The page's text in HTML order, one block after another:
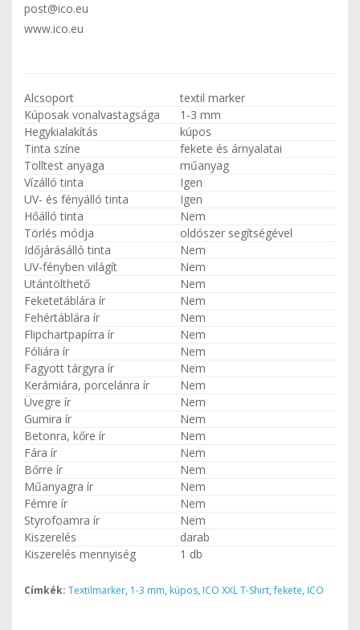
post@ico.eu
www.ico.eu
Alcsoport
textil marker
Kúposak vonalvastagsága
1-3 mm
Hegykialakítás
kúpos
Tinta színe
fekete és árnyalatai
Tolltest anyaga
műanyag
Vízálló tinta
Igen
UV- és fényálló tinta
Igen
Hőálló tinta
Nem
Törlés módja
oldószer segítségével
Időjárásálló tinta
Nem
UV-fényben világít
Nem
Utántölthető
Nem
Feketetáblára ír
Nem
Fehértáblára ír
Nem
Flipchartpapírra ír
Nem
Fóliára ír
Nem
Fagyott tárgyra ír
Nem
Kerámiára, porcelánra ír
Nem
Üvegre ír
Nem
Gumira ír
Nem
Betonra, kőre ír
Nem
Fára ír
Nem
Bőrre ír
Nem
Műanyagra ír
Nem
Fémre ír
Nem
Styrofoamra ír
Nem
Kiszerelés
darab
Kiszerelés mennyiség
1 db
Címkék: Textilmarker, 1-3 mm, kúpos, ICO XXL T-Shirt,fekete, ICO